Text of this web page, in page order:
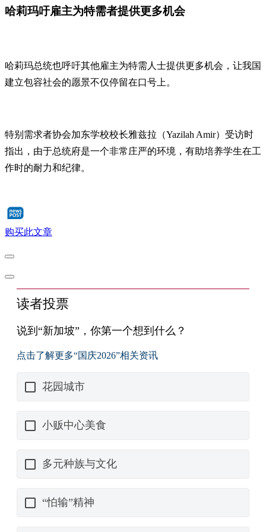
哈莉玛吁雇主为特需者提供更多机会
哈莉玛总统也呼吁其他雇主为特需人士提供更多机会，让我国
建立包容社会的愿景不仅停留在口号上。
特别需求者协会加东学校校长雅兹拉（Yazilah Amir）受访时
指出，由于总统府是一个非常庄严的环境，有助培养学生在工
作时的耐力和纪律。
购买此文章